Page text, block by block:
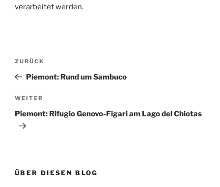
verarbeitet werden.
Beitragsnavigation
Vorheriger
Beitrag
ZURÜCK
Piemont: Rund um Sambuco
Nächster
Beitrag
WEITER
Piemont: Rifugio Genovo-Figari am Lago del Chiotas
ÜBER DIESEN BLOG